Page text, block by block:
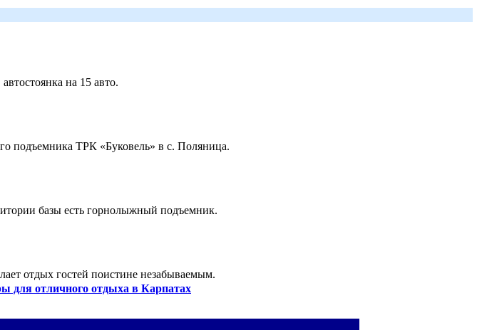
на 15 авто.
подъемника ТРК «Буковель» в с. Поляница.
базы есть горнолыжный подъемник.
отдых гостей поистине незабываемым.
для отличного отдыха в Карпатах